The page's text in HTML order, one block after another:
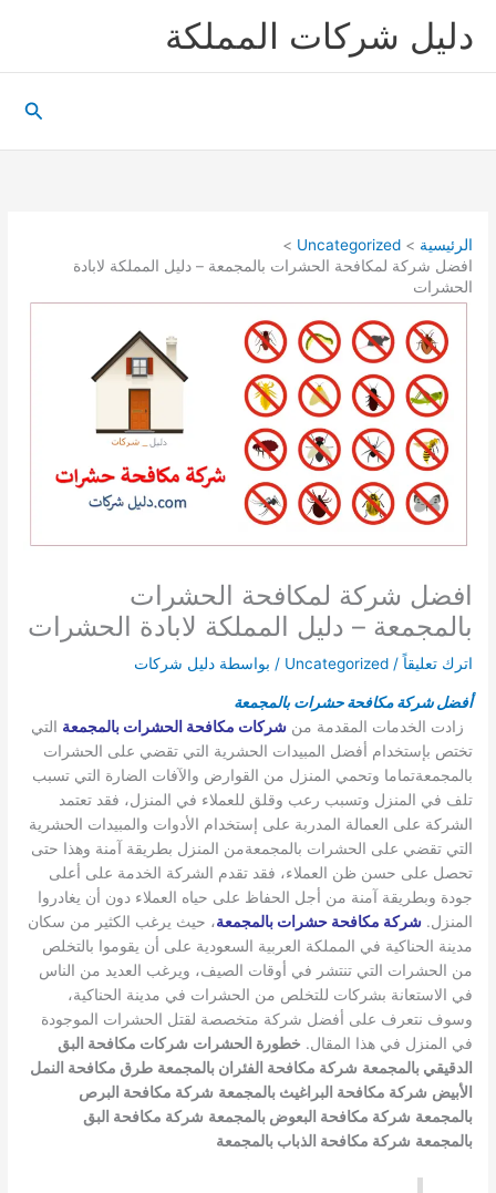
دليل شركات المملكة
الرئيسية
Uncategorized
افضل شركة لمكافحة الحشرات بالمجمعة – دليل المملكة لابادة
الحشرات
افضل شركة لمكافحة الحشرات
بالمجمعة – دليل المملكة لابادة الحشرات
اترك تعليقاً /
Uncategorized / بواسطة دليل شركات
أفضل شركة مكافحة حشرات بالمجمعة
زادت الخدمات المقدمة منشركات مكافحة الحشرات بالمجمعة التي
تختص بإستخدام أفضل المبيدات الحشرية التي تقضي على الحشرات
بالمجمعةتماما وتحمي المنزل من القوارض والآفات الضارة التي تسبب
تلف في المنزل وتسبب رعب وقلق للعملاء في المنزل، فقد تعتمد
الشركة على العمالة المدربة على إستخدام الأدوات والمبيدات الحشرية
التي تقضي على الحشرات بالمجمعةمن المنزل بطريقة آمنة وهذا حتى
تحصل على حسن ظن العملاء، فقد تقدم الشركة الخدمة على أعلى
جودة وبطريقة آمنة من أجل الحفاظ على حياه العملاء دون أن يغادروا
المنزل.شركة مكافحة حشرات بالمجمعة، حيث يرغب الكثير من سكان
مدينة الحناكية في المملكة العربية السعودية على أن يقوموا بالتخلص
من الحشرات التي تنتشر في أوقات الصيف، ويرغب العديد من الناس
في الاستعانة بشركات للتخلص من الحشرات في مدينة الحناكية،
وسوف نتعرف على أفضل شركة متخصصة لقتل الحشرات الموجودة
في المنزل في هذا المقال. خطورة الحشرات شركات مكافحة البق
الدقيقي بالمجمعة شركة مكافحة الفئران بالمجمعة طرق مكافحة النمل
الأبيض شركة مكافحة البراغيث بالمجمعة شركة مكافحة البرص
بالمجمعة شركة مكافحة البعوض بالمجمعة شركة مكافحة البق
بالمجمعة شركة مكافحة الذباب بالمجمعة